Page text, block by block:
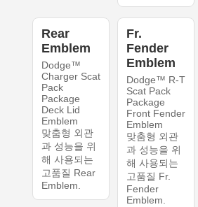
Rear
Emblem
Dodge™
Charger Scat
Pack
Package
Deck Lid
Emblem
맞춤형 외관
과 성능을 위
해 사용되는
고품질 Rear
Emblem.
Fr.
Fender
Emblem
Dodge™ R-T
Scat Pack
Package
Front Fender
Emblem
맞춤형 외관
과 성능을 위
해 사용되는
고품질 Fr.
Fender
Emblem.